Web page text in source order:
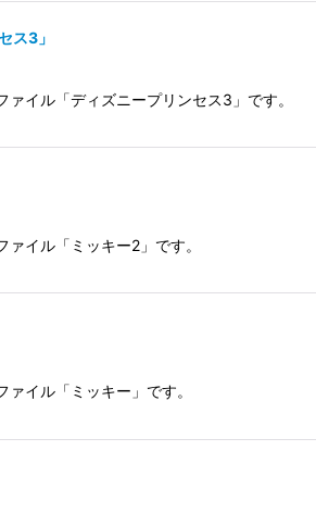
ス3」
イル「ディズニープリンセス3」です。
イル「ミッキー2」です。
イル「ミッキー」です。